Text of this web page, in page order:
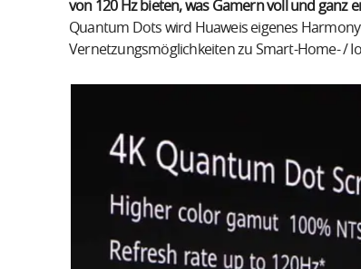
von 120 Hz bieten, was Gamern voll und ganz
Quantum Dots wird Huaweis eigenes
Vernetzungsmöglichkeiten zu Smart-Home- /